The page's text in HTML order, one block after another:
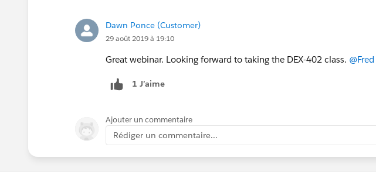
Dawn Ponce (Customer)
29 août 2019 à 19:10
Great webinar. Looking forward to taking the DEX-402 class.
1 J’aime
Ajouter un commentaire
Rédiger un commentaire...